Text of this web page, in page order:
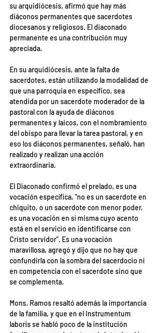
su arquidiócesis, afirmó que hay más
diáconos permanentes que sacerdotes
diocesanos y religiosos. El diaconado
permanente es una contribución muy
apreciada.
En su arquidiócesis, ante la falta de
sacerdotes, están utilizando la modalidad de
que una parroquia en específico, sea
atendida por un sacerdote moderador de la
pastoral con la ayuda de diáconos
permanentes y laicos, con el nombramiento
del obispo para llevar la tarea pastoral, y en
eso los diáconos permanentes, señaló, han
realizado y realizan una acción
extraordinaria.
El Diaconado confirmó el prelado, es una
vocación específica, "no es un sacerdote en
chiquito, o un sacerdote con menor poder,
es una vocación en sí misma cuyo acento
está en el servicio en identificarse con
Cristo servidor". Es una vocación
maravillosa, agregó y dijo que no hay que
confundirla con la sombra del sacerdocio ni
en competencia con el sacerdote sino que
se complementa.
Mons. Ramos resaltó además la importancia
de la familia, y que en el Instrumentum
laboris se habló poco de la institución